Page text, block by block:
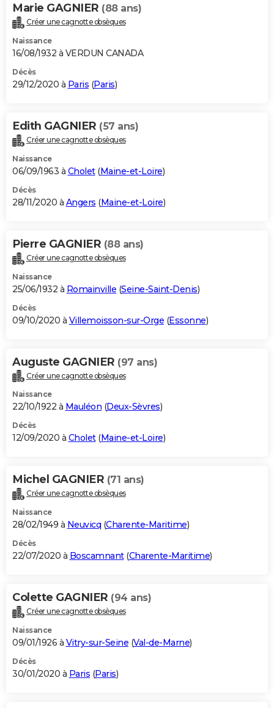
Marie GAGNIER (88 ans)
Créer une cagnotte obsèques
Naissance
16/08/1932 à VERDUN CANADA
Décès
29/12/2020 à Paris (Paris)
Edith GAGNIER (57 ans)
Créer une cagnotte obsèques
Naissance
06/09/1963 à Cholet(Maine-et-Loire)
Décès
28/11/2020 à Angers (Maine-et-Loire)
Pierre GAGNIER (88 ans)
Créer une cagnotte obsèques
Naissance
25/06/1932 à Romainville (Seine-Saint-Denis)
Décès
09/10/2020 à Villemoisson-sur-Orge (Essonne)
Auguste GAGNIER (97 ans)
Créer une cagnotte obsèques
Naissance
22/10/1922 à Mauléon (Deux-Sèvres)
Décès
12/09/2020 à Cholet(Maine-et-Loire)
Michel GAGNIER (71 ans)
Créer une cagnotte obsèques
Naissance
28/02/1949 à Neuvicq (Charente-Maritime)
Décès
22/07/2020 à Boscamnant(Charente-Maritime)
Colette GAGNIER (94 ans)
Créer une cagnotte obsèques
Naissance
09/01/1926 à Vitry-sur-Seine (Val-de-Marne)
Décès
30/01/2020 à Paris (Paris)